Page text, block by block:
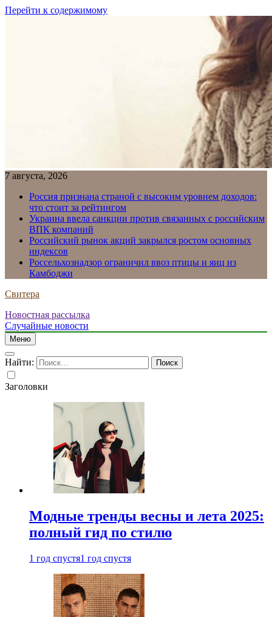
Перейти к содержимому
7 августа, 2026
Россия признана страной с высоким уровнем доходов:
что стоит за рейтингом
Украина ввела санкции против связанных с российским
ВПК компаний
Российский рынок акций закрылся ростом основных
индексов
Россельхознадзор ограничил ввоз птицы и яиц из
Камбоджи
Свитера
Новостная рассылка
Случайные новости
Меню
Найти:
Заголовки
Модные тренды весны и лета 2025:
полный гид по стилю
1 год спустя1 год спустя